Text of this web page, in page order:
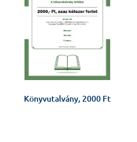
Könyvutalvány, 2000 Ft